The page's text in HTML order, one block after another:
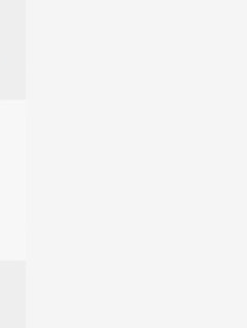
く場合がございます。予めご了承